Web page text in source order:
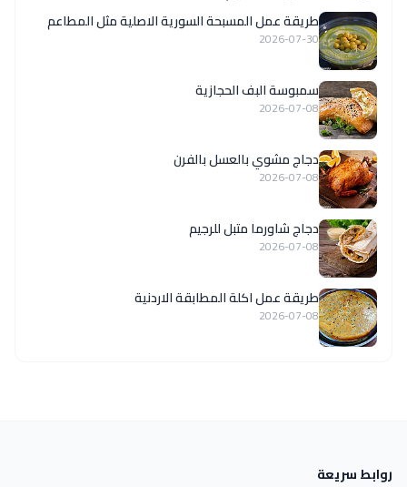
‏طريقة عمل المسبحة السورية الاصلية مثل المطاعم
2026-07-30
سمبوسة البف الحجازية
2026-07-08
دجاج مشوي بالعسل بالفرن
2026-07-08
دجاج شاورما متبل للرجيم
2026-07-08
طريقة عمل اكلة المطابقة الاردنية
2026-07-08
روابط سريعة